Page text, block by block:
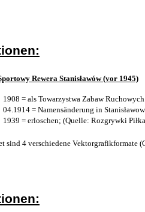
Rewera Stanisławów (vor 1945)
1908 = als Towarzystwa Zabaw
04.1914 = Namensänderung in
1939 = erloschen; (Quelle: Rozgrywki
sind 4 verschiedene Vektorgrafikformate